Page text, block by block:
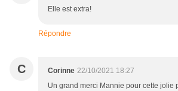
Elle est extra!
Répondre
C Corinne 22/10/2021 18:27
Un grand merci Mannie pour cette jolie